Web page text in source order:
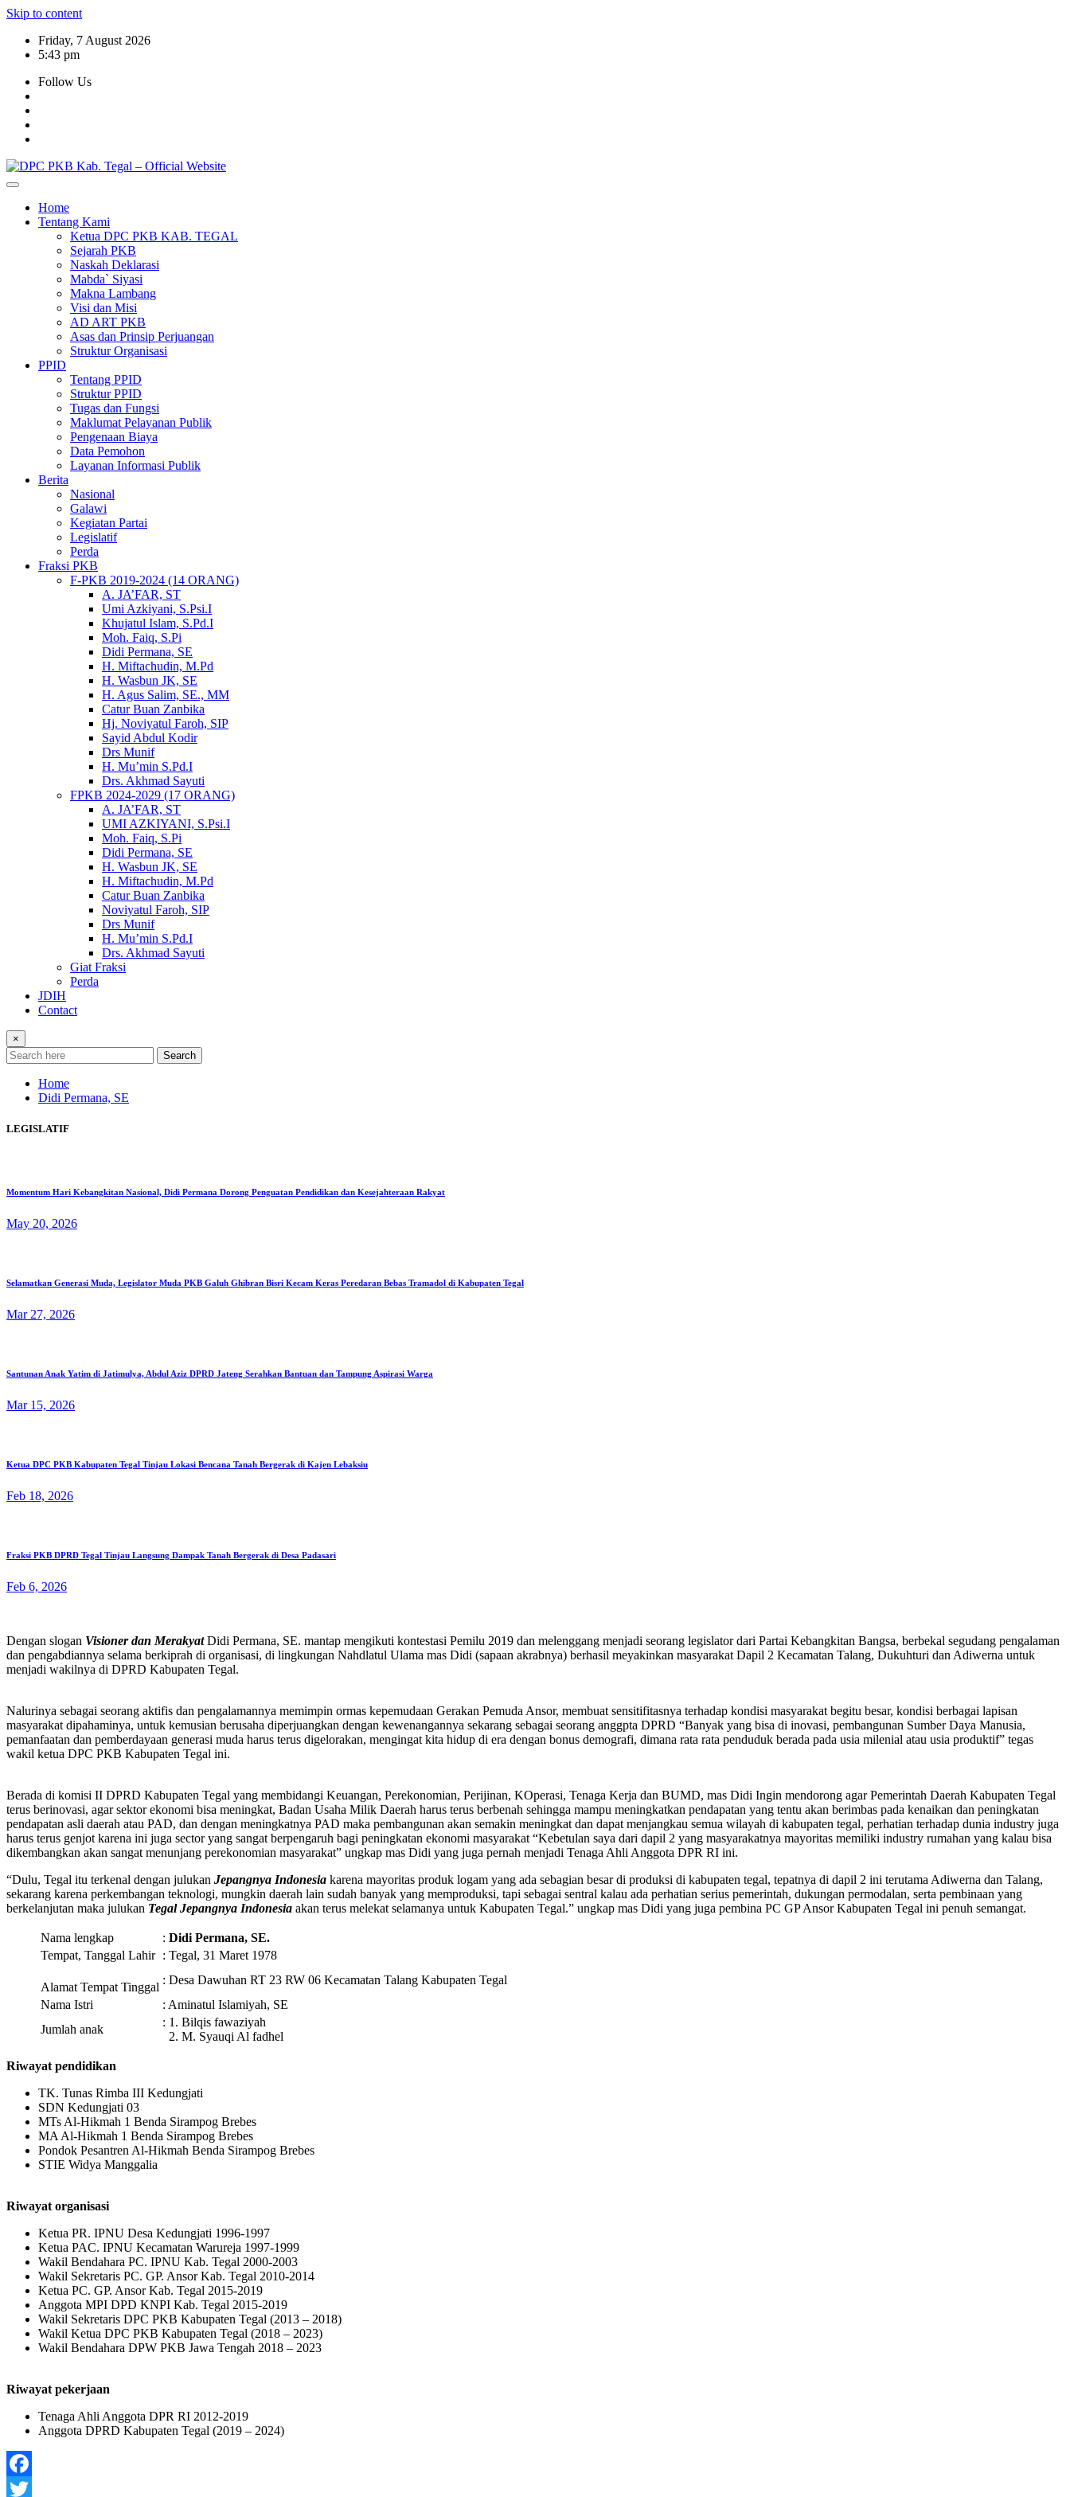
Skip to content
Friday, 7 August 2026
5:43 pm
Follow Us
Home
Tentang Kami
Ketua DPC PKB KAB. TEGAL
Sejarah PKB
Naskah Deklarasi
Mabda` Siyasi
Makna Lambang
Visi dan Misi
AD ART PKB
Asas dan Prinsip Perjuangan
Struktur Organisasi
PPID
Tentang PPID
Struktur PPID
Tugas dan Fungsi
Maklumat Pelayanan Publik
Pengenaan Biaya
Data Pemohon
Layanan Informasi Publik
Berita
Nasional
Galawi
Kegiatan Partai
Legislatif
Perda
Fraksi PKB
F-PKB 2019-2024 (14 ORANG)
A. JA’FAR, ST
Umi Azkiyani, S.Psi.I
Khujatul Islam, S.Pd.I
Moh. Faiq, S.Pi
Didi Permana, SE
H. Miftachudin, M.Pd
H. Wasbun JK, SE
H. Agus Salim, SE., MM
Catur Buan Zanbika
Hj. Noviyatul Faroh, SIP
Sayid Abdul Kodir
Drs Munif
H. Mu’min S.Pd.I
Drs. Akhmad Sayuti
FPKB 2024-2029 (17 ORANG)
A. JA’FAR, ST
UMI AZKIYANI, S.Psi.I
Moh. Faiq, S.Pi
Didi Permana, SE
H. Wasbun JK, SE
H. Miftachudin, M.Pd
Catur Buan Zanbika
Noviyatul Faroh, SIP
Drs Munif
H. Mu’min S.Pd.I
Drs. Akhmad Sayuti
Giat Fraksi
Perda
JDIH
Contact
×
Search
Home
Didi Permana, SE
LEGISLATIF
Momentum Hari Kebangkitan Nasional, Didi Permana Dorong Penguatan Pendidikan dan Kesejahteraan Rakyat
May 20, 2026
Selamatkan Generasi Muda, Legislator Muda PKB Galuh Ghibran Bisri Kecam Keras Peredaran Bebas Tramadol di Kabupaten Tegal
Mar 27, 2026
Santunan Anak Yatim di Jatimulya, Abdul Aziz DPRD Jateng Serahkan Bantuan dan Tampung Aspirasi Warga
Mar 15, 2026
Ketua DPC PKB Kabupaten Tegal Tinjau Lokasi Bencana Tanah Bergerak di Kajen Lebaksiu
Feb 18, 2026
Fraksi PKB DPRD Tegal Tinjau Langsung Dampak Tanah Bergerak di Desa Padasari
Feb 6, 2026
Dengan slogan Visioner dan MerakyatDidi Permana, SE. mantap mengikuti kontestasi Pemilu 2019 dan melenggang menjadi seorang legislator dari Partai Kebangkitan Bangsa, berbekal segudang pengalaman
dan pengabdiannya selama berkiprah di organisasi, di lingkungan Nahdlatul Ulama mas Didi (sapaan akrabnya) berhasil meyakinkan masyarakat Dapil 2 Kecamatan Talang, Dukuhturi dan Adiwerna untuk
menjadi wakilnya di DPRD Kabupaten Tegal.
Nalurinya sebagai seorang aktifis dan pengalamannya memimpin ormas kepemudaan Gerakan Pemuda Ansor, membuat sensitifitasnya terhadap kondisi masyarakat begitu besar, kondisi berbagai lapisan
masyarakat dipahaminya, untuk kemusian berusaha diperjuangkan dengan kewenangannya sekarang sebagai seorang anggpta DPRD “Banyak yang bisa di inovasi, pembangunan Sumber Daya Manusia,
pemanfaatan dan pemberdayaan generasi muda harus terus digelorakan, mengingat kita hidup di era dengan bonus demografi, dimana rata rata penduduk berada pada usia milenial atau usia produktif” tegas
wakil ketua DPC PKB Kabupaten Tegal ini.
Berada di komisi II DPRD Kabupaten Tegal yang membidangi Keuangan, Perekonomian, Perijinan, KOperasi, Tenaga Kerja dan BUMD, mas Didi Ingin mendorong agar Pemerintah Daerah Kabupaten Tegal
terus berinovasi, agar sektor ekonomi bisa meningkat, Badan Usaha Milik Daerah harus terus berbenah sehingga mampu meningkatkan pendapatan yang tentu akan berimbas pada kenaikan dan peningkatan
pendapatan asli daerah atau PAD, dan dengan meningkatnya PAD maka pembangunan akan semakin meningkat dan dapat menjangkau semua wilayah di kabupaten tegal, perhatian terhadap dunia industry juga
harus terus genjot karena ini juga sector yang sangat berpengaruh bagi peningkatan ekonomi masyarakat “Kebetulan saya dari dapil 2 yang masyarakatnya mayoritas memiliki industry rumahan yang kalau bisa
dikembangkan akan sangat menunjang perekonomian masyarakat” ungkap mas Didi yang juga pernah menjadi Tenaga Ahli Anggota DPR RI ini.
“Dulu, Tegal itu terkenal dengan julukan Jepangnya Indonesia karena mayoritas produk logam yang ada sebagian besar di produksi di kabupaten tegal, tepatnya di dapil 2 ini terutama Adiwerna dan Talang,
sekarang karena perkembangan teknologi, mungkin daerah lain sudah banyak yang memproduksi, tapi sebagai sentral kalau ada perhatian serius pemerintah, dukungan permodalan, serta pembinaan yang
berkelanjutan maka julukan Tegal Jepangnya Indonesia akan terus melekat selamanya untuk Kabupaten Tegal.” ungkap mas Didi yang juga pembina PC GP Ansor Kabupaten Tegal ini penuh semangat.
Nama lengkap : Didi Permana, SE.
Tempat, Tanggal Lahir : Tegal, 31 Maret 1978
Alamat Tempat Tinggal
: Desa Dawuhan RT 23 RW 06 Kecamatan Talang Kabupaten Tegal
Nama Istri
: Aminatul Islamiyah, SE
Jumlah anak
: 1. Bilqis fawaziyah
2. M. Syauqi Al fadhel
Riwayat pendidikan
TK. Tunas Rimba III Kedungjati
SDN Kedungjati 03
MTs Al-Hikmah 1 Benda Sirampog Brebes
MA Al-Hikmah 1 Benda Sirampog Brebes
Pondok Pesantren Al-Hikmah Benda Sirampog Brebes
STIE Widya Manggalia
Riwayat organisasi
Ketua PR. IPNU Desa Kedungjati 1996-1997
Ketua PAC. IPNU Kecamatan Warureja 1997-1999
Wakil Bendahara PC. IPNU Kab. Tegal 2000-2003
Wakil Sekretaris PC. GP. Ansor Kab. Tegal 2010-2014
Ketua PC. GP. Ansor Kab. Tegal 2015-2019
Anggota MPI DPD KNPI Kab. Tegal 2015-2019
Wakil Sekretaris DPC PKB Kabupaten Tegal (2013 – 2018)
Wakil Ketua DPC PKB Kabupaten Tegal (2018 – 2023)
Wakil Bendahara DPW PKB Jawa Tengah 2018 – 2023
Riwayat pekerjaan
Tenaga Ahli Anggota DPR RI 2012-2019
Anggota DPRD Kabupaten Tegal (2019 – 2024)
Facebook